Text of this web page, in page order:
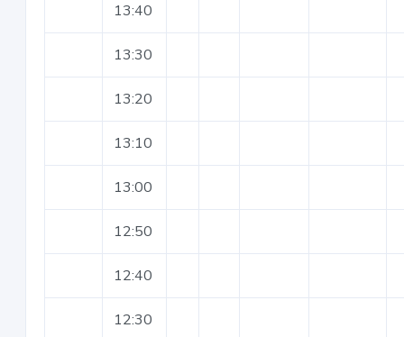
13:40
13:30
13:20
13:10
13:00
12:50
12:40
12:30